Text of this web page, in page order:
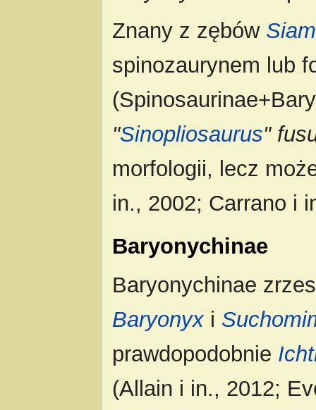
Znany z zębów
spinozaurynem lub
"Sinopliosaurus"
morfologii, lecz
in., 2002; Carrano i
Baryonychinae
Baryonychinae
Baryonyxi
prawdopodobnie
(Allain i in., 2012;